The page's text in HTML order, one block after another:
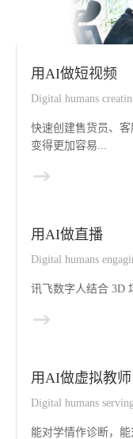
用AI做短视频
Digital humans
快速创建售货员、
变得更加容易...
用AI做直播
Digital humans
讯飞数字人结合 3D
用AI做虚拟教师
Digital humans
能对学情作诊断，